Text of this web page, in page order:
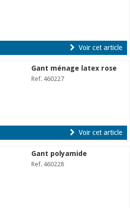
Voir cet article
Gant ménage latex rose
Ref. 460227
Voir cet article
Gant polyamide
Ref. 460228